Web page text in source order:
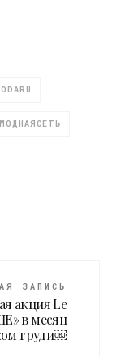
МОДНАЯСЕТЬ
ЗАПИСЬ
акция Le
в месяц
груди￼